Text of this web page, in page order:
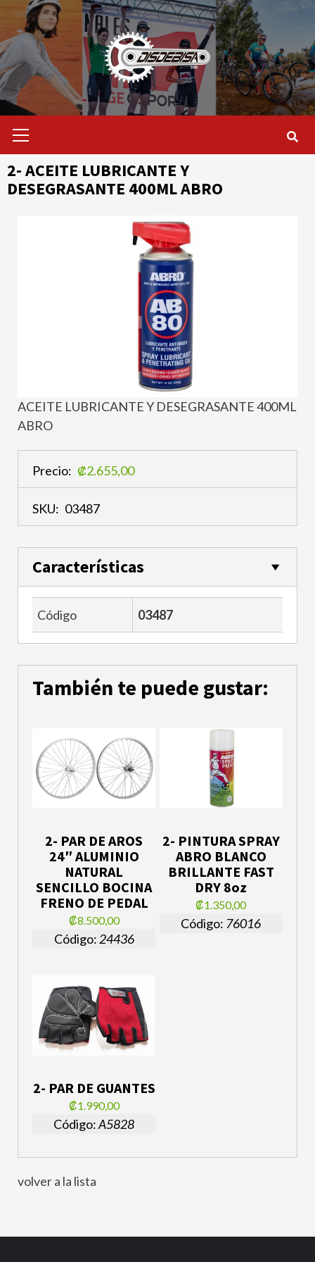
Saltar
contenido
primario
2- ACEITE LUBRICANTE Y
DESEGRASANTE 400ML ABRO
ACEITE LUBRICANTE Y DESEGRASANTE 400ML
ABRO
Precio: ₡2.655,00
SKU: 03487
Características
Código 03487
También te puede gustar:
2- PAR DE AROS
24″ ALUMINIO
NATURAL
SENCILLO BOCINA
FRENO DE PEDAL
₡8.500,00
Código: 24436
2- PINTURA SPRAY
ABRO BLANCO
BRILLANTE FAST
DRY 8oz
₡1.350,00
Código: 76016
2- PAR DE GUANTES
₡1.990,00
Código:A5828
volver a la lista